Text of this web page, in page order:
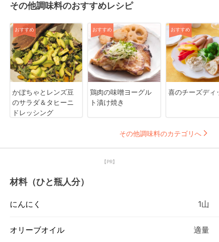
その他調味料のおすすめレシピ
おすすめ
かぼちゃとレンズ豆
のサラダ＆タヒーニ
ドレッシング
おすすめ
鶏肉の味噌ヨーグル
ト漬け焼き
おすすめ
喜のチーズディ
その他調味料のカテゴリへ
【PR】
材料（ひと瓶人分）
にんにく 1山
オリーブオイル 適量